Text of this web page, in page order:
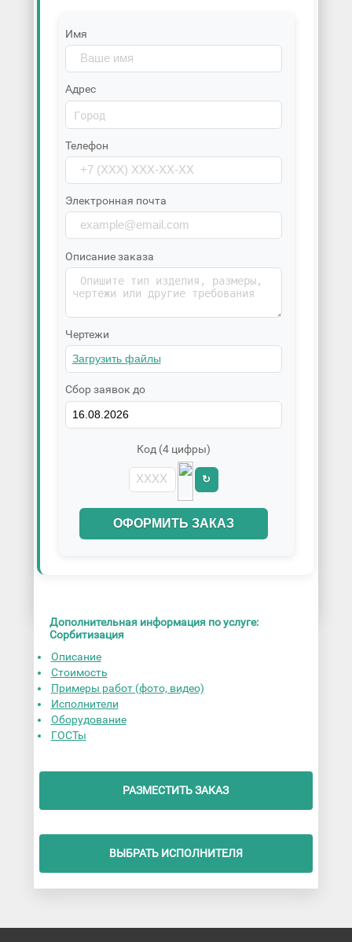
Имя
Адрес
Телефон
Электронная почта
Описание заказа
Чертежи
Сбор заявок до
Код (4 цифры)
↻
ОФОРМИТЬ ЗАКАЗ
Дополнительная информация по услуге:
Сорбитизация
Описание
Стоимость
Примеры работ (фото, видео)
Исполнители
Оборудование
ГОСТы
РАЗМЕСТИТЬ ЗАКАЗ
ВЫБРАТЬ ИСПОЛНИТЕЛЯ